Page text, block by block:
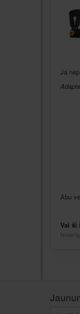
Ja
Abu
Vai šī